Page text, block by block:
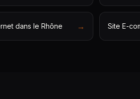
dans le Rhône → Site E-